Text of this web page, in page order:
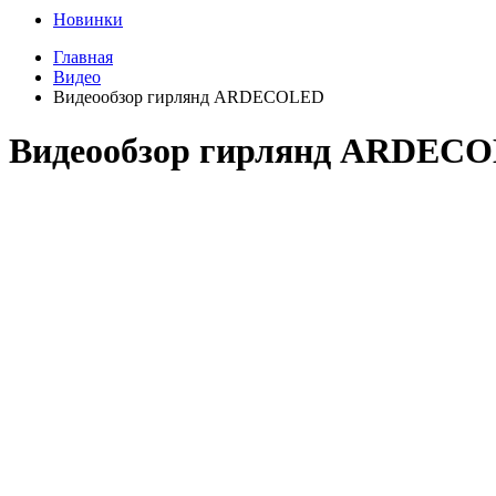
Новинки
Главная
Видео
Видеообзор гирлянд ARDECOLED
Видеообзор гирлянд